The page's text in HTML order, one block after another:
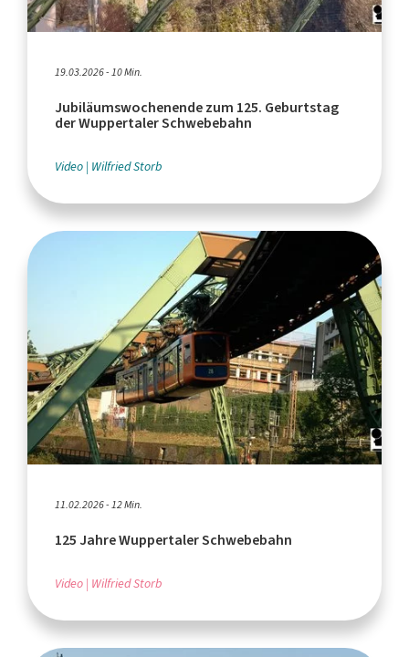
19.03.2026 - 10 Min.
Jubiläumswochenende zum 125. Geburtstag
der Wuppertaler Schwebebahn
Video Wilfried Storb
11.02.2026 - 12 Min.
125 Jahre Wuppertaler Schwebebahn
Video Wilfried Storb